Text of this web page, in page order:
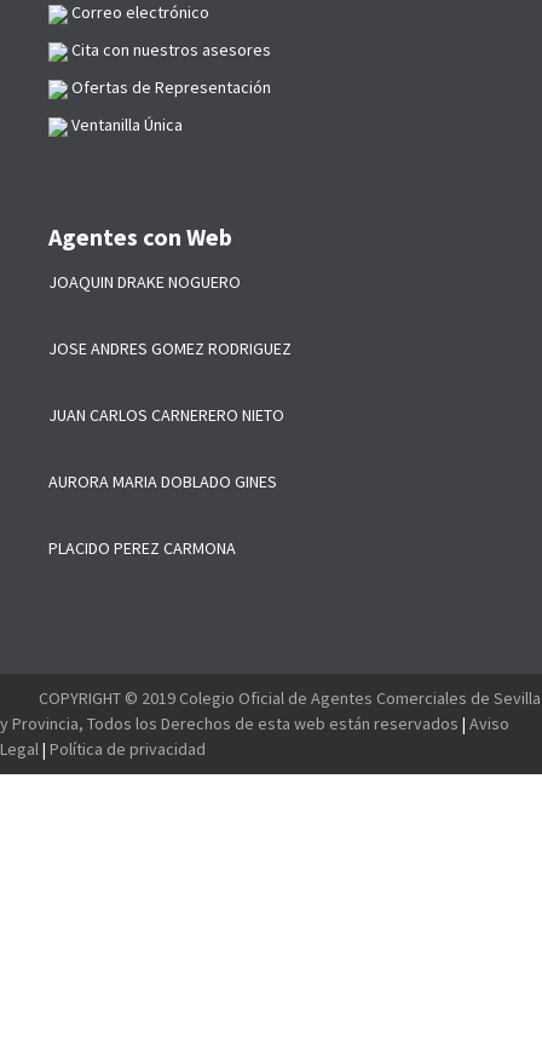
Correo electrónico
Cita con nuestros asesores
Ofertas de Representación
Ventanilla Única
Agentes con Web
JOAQUIN DRAKE NOGUERO
JOSE ANDRES GOMEZ RODRIGUEZ
JUAN CARLOS CARNERERO NIETO
AURORA MARIA DOBLADO GINES
PLACIDO PEREZ CARMONA
COPYRIGHT © 2019 Colegio Oficial de Agentes Comerciales de Sevilla
y Provincia, Todos los Derechos de esta web están reservados | Aviso
Legal| Política de privacidad